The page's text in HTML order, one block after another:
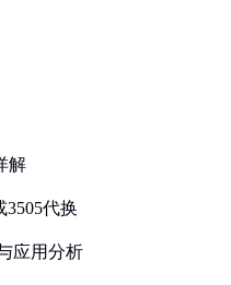
解
3505代换
应用分析